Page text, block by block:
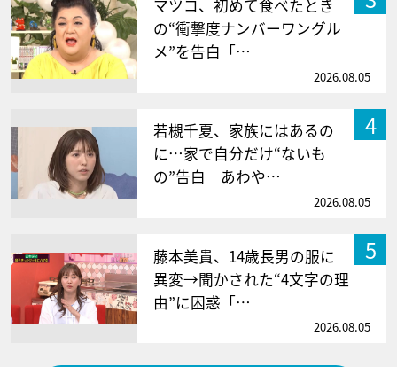
マツコ、初めて食べたとき
の“衝撃度ナンバーワングル
メ”を告白「…
2026.08.05
4
若槻千夏、家族にはあるの
に…家で自分だけ“ないも
の”告白 あわや…
2026.08.05
5
藤本美貴、14歳長男の服に
異変→聞かされた“4文字の理
由”に困惑「…
2026.08.05